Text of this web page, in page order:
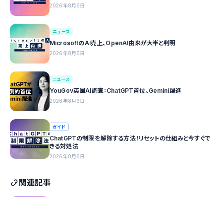
2026年8月6日
ニュース
MicrosoftのAI売上、OpenAI由来が大半と判明
2026年8月6日
ニュース
YouGov英国AI調査：ChatGPT首位、Gemini躍進
2026年8月6日
ガイド
ChatGPTの制限を解除する方法！リセットの仕組みと今すぐで
きる対処法
2026年8月6日
関連記事